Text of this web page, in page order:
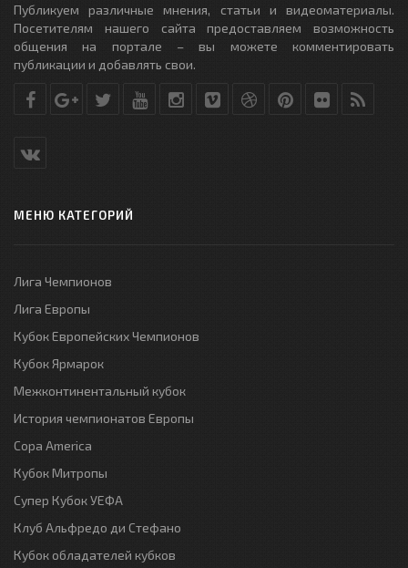
Публикуем различные мнения, статьи и видеоматериалы.
Посетителям нашего сайта предоставляем возможность
общения на портале – вы можете комментировать
публикации и добавлять свои.
МЕНЮ КАТЕГОРИЙ
Лига Чемпионов
Лига Европы
Кубок Европейских Чемпионов
Кубок Ярмарок
Межконтинентальный кубок
История чемпионатов Европы
Copa America
Кубок Митропы
Супер Кубок УЕФА
Клуб Альфредо ди Стефано
Кубок обладателей кубков